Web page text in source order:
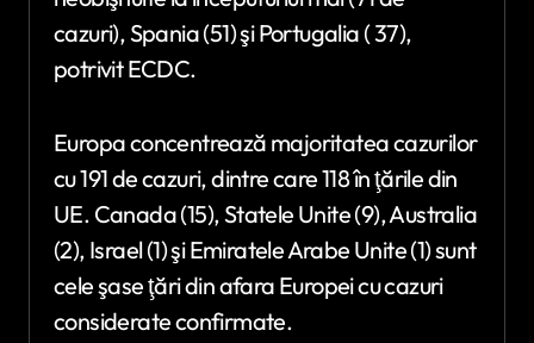
cazuri), Spania (51) şi Portugalia ( 37),
potrivit ECDC.
Europa concentrează majoritatea cazurilor
cu 191 de cazuri, dintre care 118 în ţările din
UE. Canada (15), Statele Unite (9), Australia
(2), Israel (1) şi Emiratele Arabe Unite (1) sunt
cele şase ţări din afara Europei cu cazuri
considerate confirmate.